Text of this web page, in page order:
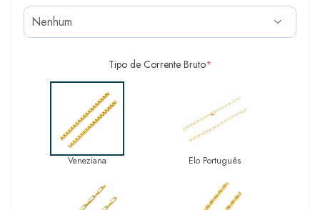
Tipo de Corrente Bruto*
Veneziana Elo Português